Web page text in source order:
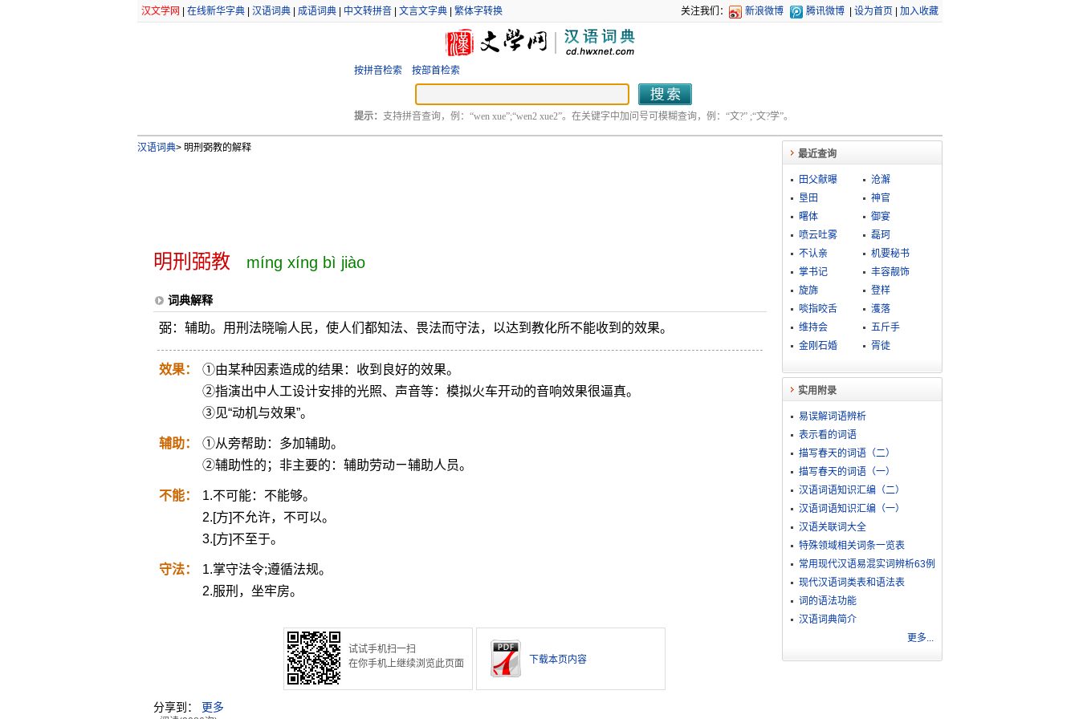
汉文学网 在线新华字典| 汉语词典| 成语词典| 中文转拼音| 文言文字典| 繁体字转换 关注我们： 新浪微博 腾讯微博 设为首页 加入收藏
按拼音检索 按部首检索
提示： 支持拼音查询，例：“wen xue”;“wen2 xue2”。在关键字中加问号可模糊查询，例：“文?” ;“文?学”。
汉语词典>明刑弼教的解释
明刑弼教 míng xíng bì jiào
词典解释
弼：辅助。用刑法晓喻人民，使人们都知法、畏法而守法，以达到教化所不能收到的效果。
效果：
①由某种因素造成的结果：收到良好的效果。
②指演出中人工设计安排的光照、声音等：模拟火车开动的音响效果很逼真。
③见“动机与效果”。
辅助：
①从旁帮助：多加辅助。
②辅助性的；非主要的：辅助劳动ㄧ辅助人员。
不能：
1.不可能：不能够。
2.[方]不允许，不可以。
3.[方]不至于。
守法：
1.掌守法令;遵循法规。
2.服刑，坐牢房。
试试手机扫一扫
在你手机上继续浏览此页面
下载本页内容
分享到： 更多
最近查询
田父献曝
沧澥
垦田
神官
曙体
御宴
喷云吐雾
磊珂
不认亲
机要秘书
掌书记
丰容靓饰
旋旆
登样
啖指咬舌
濩落
维持会
五斤手
金刚石婚
胥徒
实用附录
易误解词语辨析
表示看的词语
描写春天的词语（二）
描写春天的词语（一）
汉语词语知识汇编（二）
汉语词语知识汇编（一）
汉语关联词大全
特殊领域相关词条一览表
常用现代汉语易混实词辨析63例
现代汉语词类表和语法表
词的语法功能
汉语词典简介
更多...